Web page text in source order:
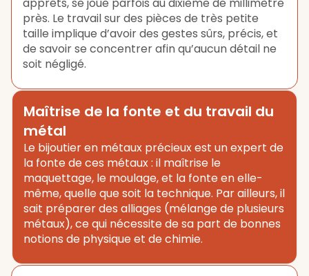
près. Le travail sur des pièces de très petite
taille implique d’avoir des gestes sûrs, précis, et
de savoir se concentrer afin qu’aucun détail ne
soit négligé.
Maîtrise de la fonte et du travail du
métal
Le bijoutier en métaux précieux est un expert de
la fonte de ces métaux : il maîtrise le
maquettage, le moulage, et la fonte en elle-
même, quelle que soit la technique. Par ailleurs, il
sait préparer des alliages (mélange de plusieurs
métaux), ce qui nécessite de sa part de bonnes
notions de physique et de chimie.